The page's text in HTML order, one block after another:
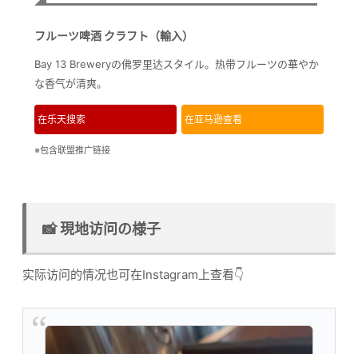
フルーツ啤酒 クラフト（輸入）
Bay 13 Breweryの佛罗里达スタイル。热带フルーツの華やか
な香气が清爽。
在乐天搜索 在亚马逊查看
※包含联盟推广链接
📸 現地访问の様子
实际访问的情况也可在Instagram上查看👇